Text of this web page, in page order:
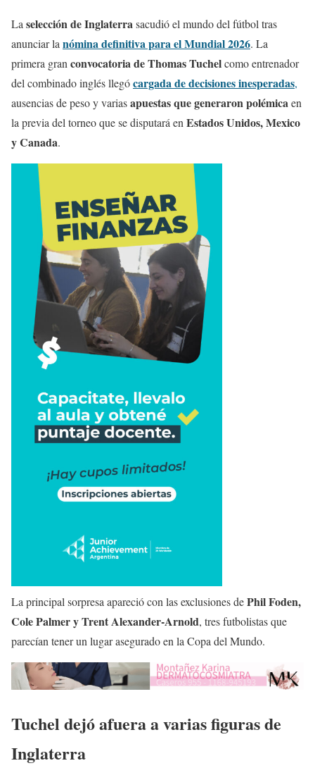
La selección de Inglaterrasacudió el mundo del fútbol tras
anunciar la nómina definitiva para el Mundial 2026. La
primera gran convocatoria de Thomas Tuchelcomo entrenador
del combinado inglés llegócargada de decisiones inesperadas,
ausencias de peso y variasapuestas que generaron polémicaen
la previa del torneo que se disputará en Estados Unidos, Mexico
y Canada.
La principal sorpresa apareció con las exclusiones dePhil Foden,
Cole Palmer y Trent Alexander-Arnold, tres futbolistas que
parecían tener un lugar asegurado en la Copa del Mundo.
Tuchel dejó afuera a varias figuras de
Inglaterra